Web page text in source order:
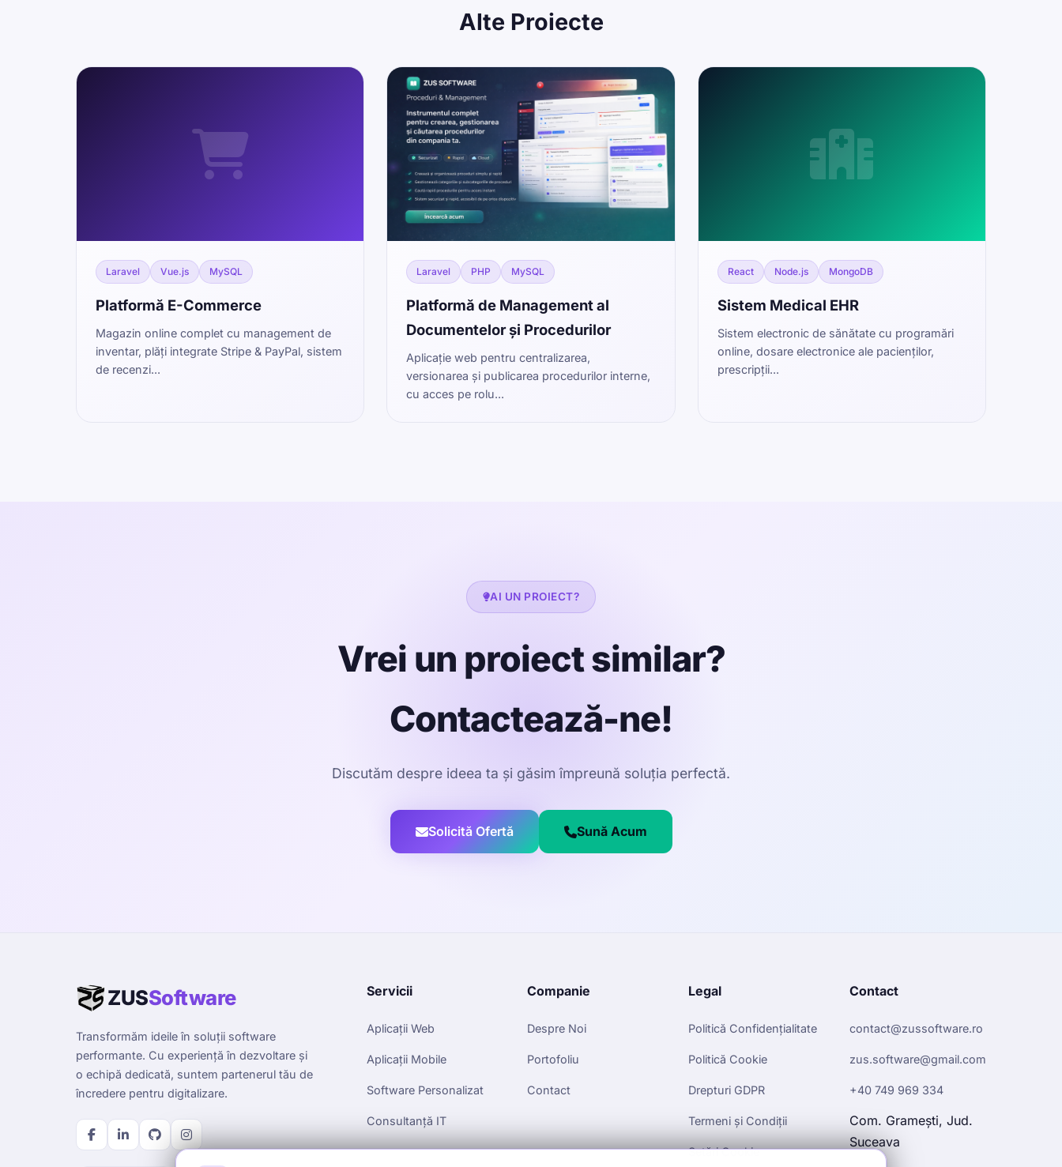
Alte Proiecte
Laravel Vue.js MySQL
Platformă E-Commerce
Magazin online complet cu management de
inventar, plăți integrate Stripe & PayPal, sistem
de recenzi...
Laravel PHP MySQL
Platformă de Management al
Documentelor și Procedurilor
Aplicație web pentru centralizarea,
versionarea și publicarea procedurilor interne,
cu acces pe rolu...
React Node.js MongoDB
Sistem Medical EHR
Sistem electronic de sănătate cu programări
online, dosare electronice ale pacienților,
prescripții...
AI UN PROIECT?
Vrei un proiect similar?
Contactează-ne!
Discutăm despre ideea ta și găsim împreună soluția perfectă.
Solicită Ofertă Sună Acum
ZUSSoftware
Transformăm ideile în soluții software
performante. Cu experiență în dezvoltare și
o echipă dedicată, suntem partenerul tău de
încredere pentru digitalizare.
Servicii
Aplicații Web
Aplicații Mobile
Software Personalizat
Consultanță IT
Companie
Despre Noi
Portofoliu
Contact
Legal
Politică Confidențialitate
Politică Cookie
Drepturi GDPR
Termeni și Condiții
Setări Cookie
Contact
contact@zussoftware.ro
zus.software@gmail.com
+40 749 969 334
Com. Gramești, Jud.
Suceava